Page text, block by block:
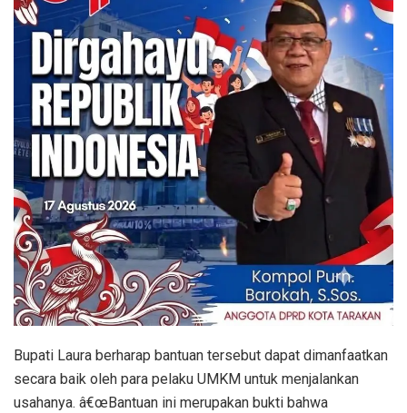
Bupati Laura berharap bantuan tersebut dapat dimanfaatkan
secara baik oleh para pelaku UMKM untuk menjalankan
usahanya. â€œBantuan ini merupakan bukti bahwa